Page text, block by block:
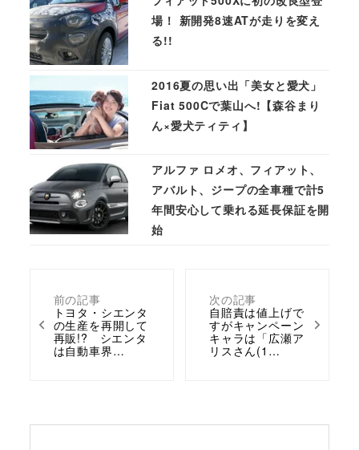
前の記事
トヨタ・シエンタ
の生産を再開して
再販!? シエンタ
は自動車界…
次の記事
自賠責は値上げで
すがキャンペーン
キャラは「広瀬ア
リスさん(1…
場！ 新開発8速ATが走りを変え
る!!
2016夏の思い出「美女と愛犬」
Fiat 500Cで葉山へ!【森谷まり
ん×愛犬ティティ】
アルファ ロメオ、フィアット、
アバルト、ジープの全車種で計5
年間安心して乗れる延長保証を開
始